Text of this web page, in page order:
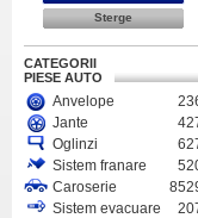
CATEGORII
PIESE AUTO
Anvelope
Jante
Oglinzi
Sistem franare
Caroserie
Sistem evacuare